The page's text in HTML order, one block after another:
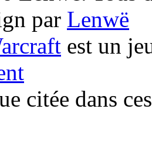
par Lenwë
est un
citée dans